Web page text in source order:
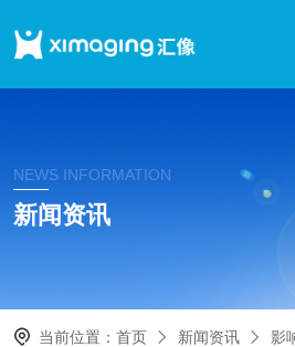
NEWS INFORMATION
新闻资讯
当前位置：首页 新闻资讯 影响